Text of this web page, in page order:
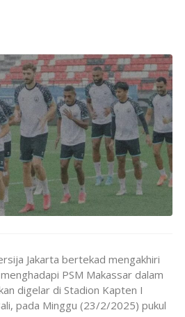
Jakarta bertekad mengakhiri
PSM Makassar dalam
digelar di Stadion Kapten I
pada Minggu (23/2/2025) pukul